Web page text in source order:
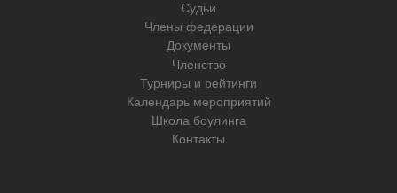
Судьи
Члены федерации
Документы
Членство
Турниры и рейтинги
Календарь мероприятий
Школа боулинга
Контакты